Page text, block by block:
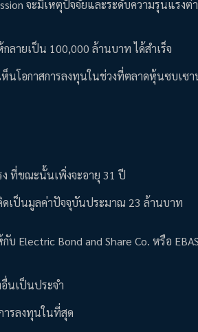
จะมีเหตุปัจจัยและระดับความรุนแรงต่
ลายเป็น 100,000 ล้านบาท ได้สำเร็จ
ห็นโอกาสการลงทุนในช่วงที่ตลาดหุ้นซบเซ
ที่ขณะนั้นเพิ่งจะอายุ 31 ปี
ดเป็นมูลค่าปัจจุบันประมาณ 23 ล้านบาท
Electric Bond and Share Co. หรือ
นเป็นประจำ
ารลงทุนในที่สุด